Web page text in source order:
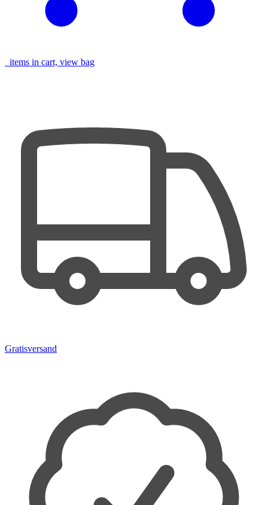
items in cart, view bag
Gratisversand